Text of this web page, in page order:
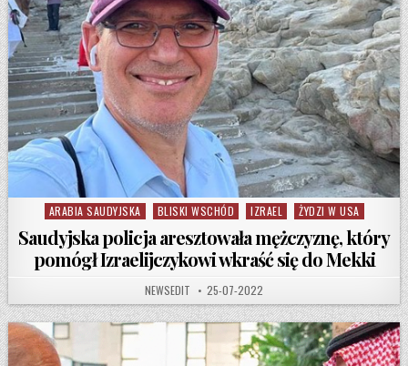
Posted in
ARABIA SAUDYJSKA BLISKI WSCHÓD IZRAEL ŻYDZI W USA
Saudyjska policja aresztowała mężczyznę, który
pomógł Izraelijczykowi wkraść się do Mekki
AUTHOR:
NEWSEDIT PUBLISHED DATE:
25-07-2022